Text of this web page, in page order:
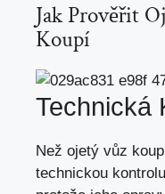
Jak Prověřit
Koupí
Technická
Než ojetý vůz
technickou